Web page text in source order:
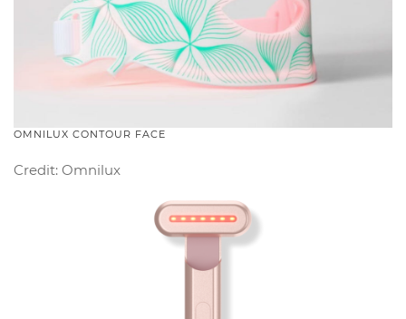
OMNILUX CONTOUR FACE
Credit: Omnilux